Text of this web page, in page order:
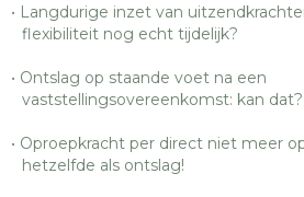
Langdurige inzet van
flexibiliteit nog echt tijdelijk?
Ontslag op staande voet na een
vaststellingsovereenkomst: kan dat?
Oproepkracht per direct niet meer
hetzelfde als ontslag!